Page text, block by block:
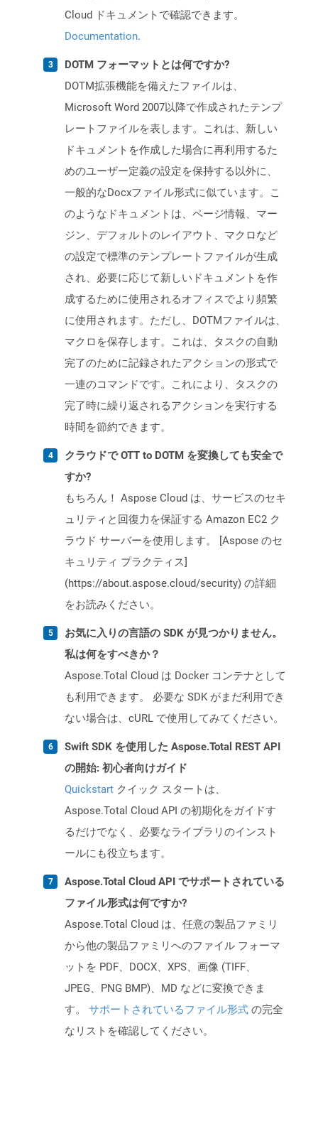
Cloud ドキュメントで確認できます。
Documentation.
DOTM フォーマットとは何ですか?
DOTM拡張機能を備えたファイルは、
Microsoft Word 2007以降で作成されたテンプ
レートファイルを表します。これは、新しい
ドキュメントを作成した場合に再利用するた
めのユーザー定義の設定を保持する以外に、
一般的なDocxファイル形式に似ています。こ
のようなドキュメントは、ページ情報、マー
ジン、デフォルトのレイアウト、マクロなど
の設定で標準のテンプレートファイルが生成
され、必要に応じて新しいドキュメントを作
成するために使用されるオフィスでより頻繁
に使用されます。ただし、DOTMファイルは、
マクロを保存します。これは、タスクの自動
完了のために記録されたアクションの形式で
一連のコマンドです。これにより、タスクの
完了時に繰り返されるアクションを実行する
時間を節約できます。
クラウドで OTT to DOTM を変換しても安全で
すか?
もちろん！ Aspose Cloud は、サービスのセキ
ュリティと回復力を保証する Amazon EC2 ク
ラウド サーバーを使用します。 [Aspose のセ
キュリティ プラクティス]
(https://about.aspose.cloud/security) の詳細
をお読みください。
お気に入りの言語の SDK が見つかりません。
私は何をすべきか？
Aspose.Total Cloud は Docker コンテナとして
も利用できます。 必要な SDK がまだ利用でき
ない場合は、cURL で使用してみてください。
Swift SDK を使用した Aspose.Total REST API
の開始: 初心者向けガイド
Quickstart クイック スタートは、
Aspose.Total Cloud API の初期化をガイドす
るだけでなく、必要なライブラリのインスト
ールにも役立ちます。
Aspose.Total Cloud API でサポートされている
ファイル形式は何ですか?
Aspose.Total Cloud は、任意の製品ファミリ
から他の製品ファミリへのファイル フォーマ
ットを PDF、DOCX、XPS、画像 (TIFF、
JPEG、PNG BMP)、MD などに変換できま
す。 サポートされているファイル形式 の完全
なリストを確認してください。